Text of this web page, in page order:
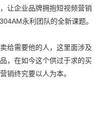
让企业品牌拥抱短视频营销
永利团队的全新课题。
给需要他的人，这里面涉及
，在如今这个供过于求的买
销终究要以人为本。